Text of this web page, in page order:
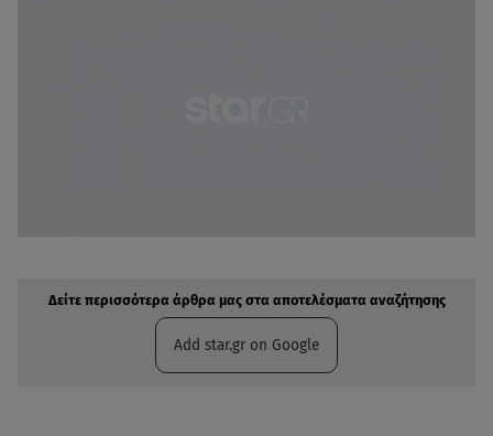
Δείτε περισσότερα άρθρα μας στα αποτελέσματα αναζήτησης
Add star.gr on Google